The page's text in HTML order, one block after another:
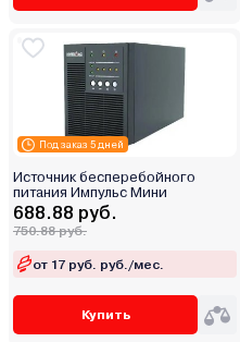
Под заказ 5 дней
Источник бесперебойного
питания Импульс Мини
688.88 руб.
750.88 руб.
от 17 руб. руб./мес.
Купить